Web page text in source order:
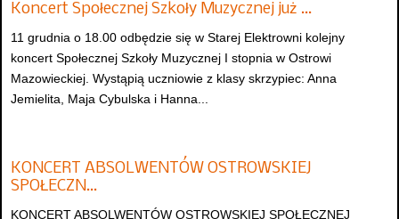
Koncert Społecznej Szkoły Muzycznej już …
11 grudnia o 18.00 odbędzie się w Starej Elektrowni kolejny
koncert Społecznej Szkoły Muzycznej I stopnia w Ostrowi
Mazowieckiej. Wystąpią uczniowie z klasy skrzypiec: Anna
Jemielita, Maja Cybulska i Hanna...
KONCERT ABSOLWENTÓW OSTROWSKIEJ
SPOŁECZN…
KONCERT ABSOLWENTÓW OSTROWSKIEJ SPOŁECZNEJ